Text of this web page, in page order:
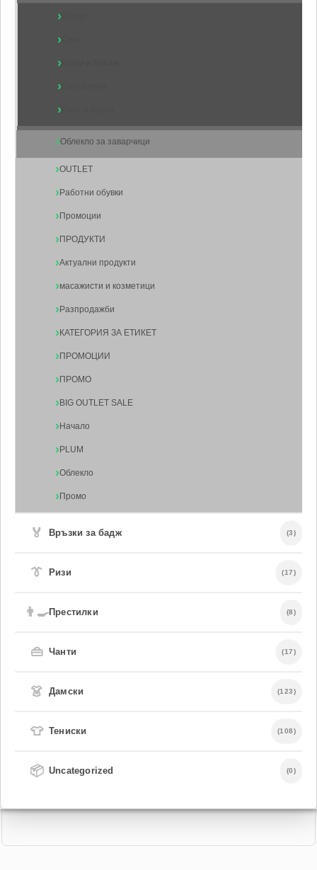
Облекло за заварчици
OUTLET
Работни обувки
Промоции
ПРОДУКТИ
Актуални продукти
масажисти и козметици
Разпродажби
КАТЕГОРИЯ ЗА ЕТИКЕТ
ПРОМОЦИИ
ПРОМО
BIG OUTLET SALE
Начало
PLUM
Облекло
Промо
🏅 Връзки за бадж (3)
👔 Ризи (17)
👨‍🍳Престилки (8)
👜 Чанти (17)
👗 Дамски (123)
👕 Тениски (108)
📦 Uncategorized (0)